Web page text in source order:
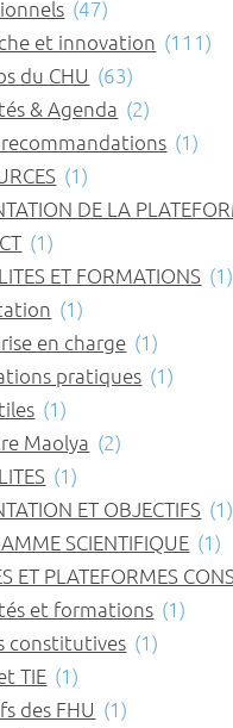
(47)
et innovation (111)
du CHU (63)
& Agenda (2)
(1)
(1)
DE LA
(1)
ET FORMATIONS (1)
(1)
en charge (1)
pratiques (1)
(1)
Maolya (2)
(1)
ET OBJECTIFS (1)
SCIENTIFIQUE (1)
ET PLATEFORMES
et formations (1)
constitutives (1)
TIE (1)
des FHU (1)